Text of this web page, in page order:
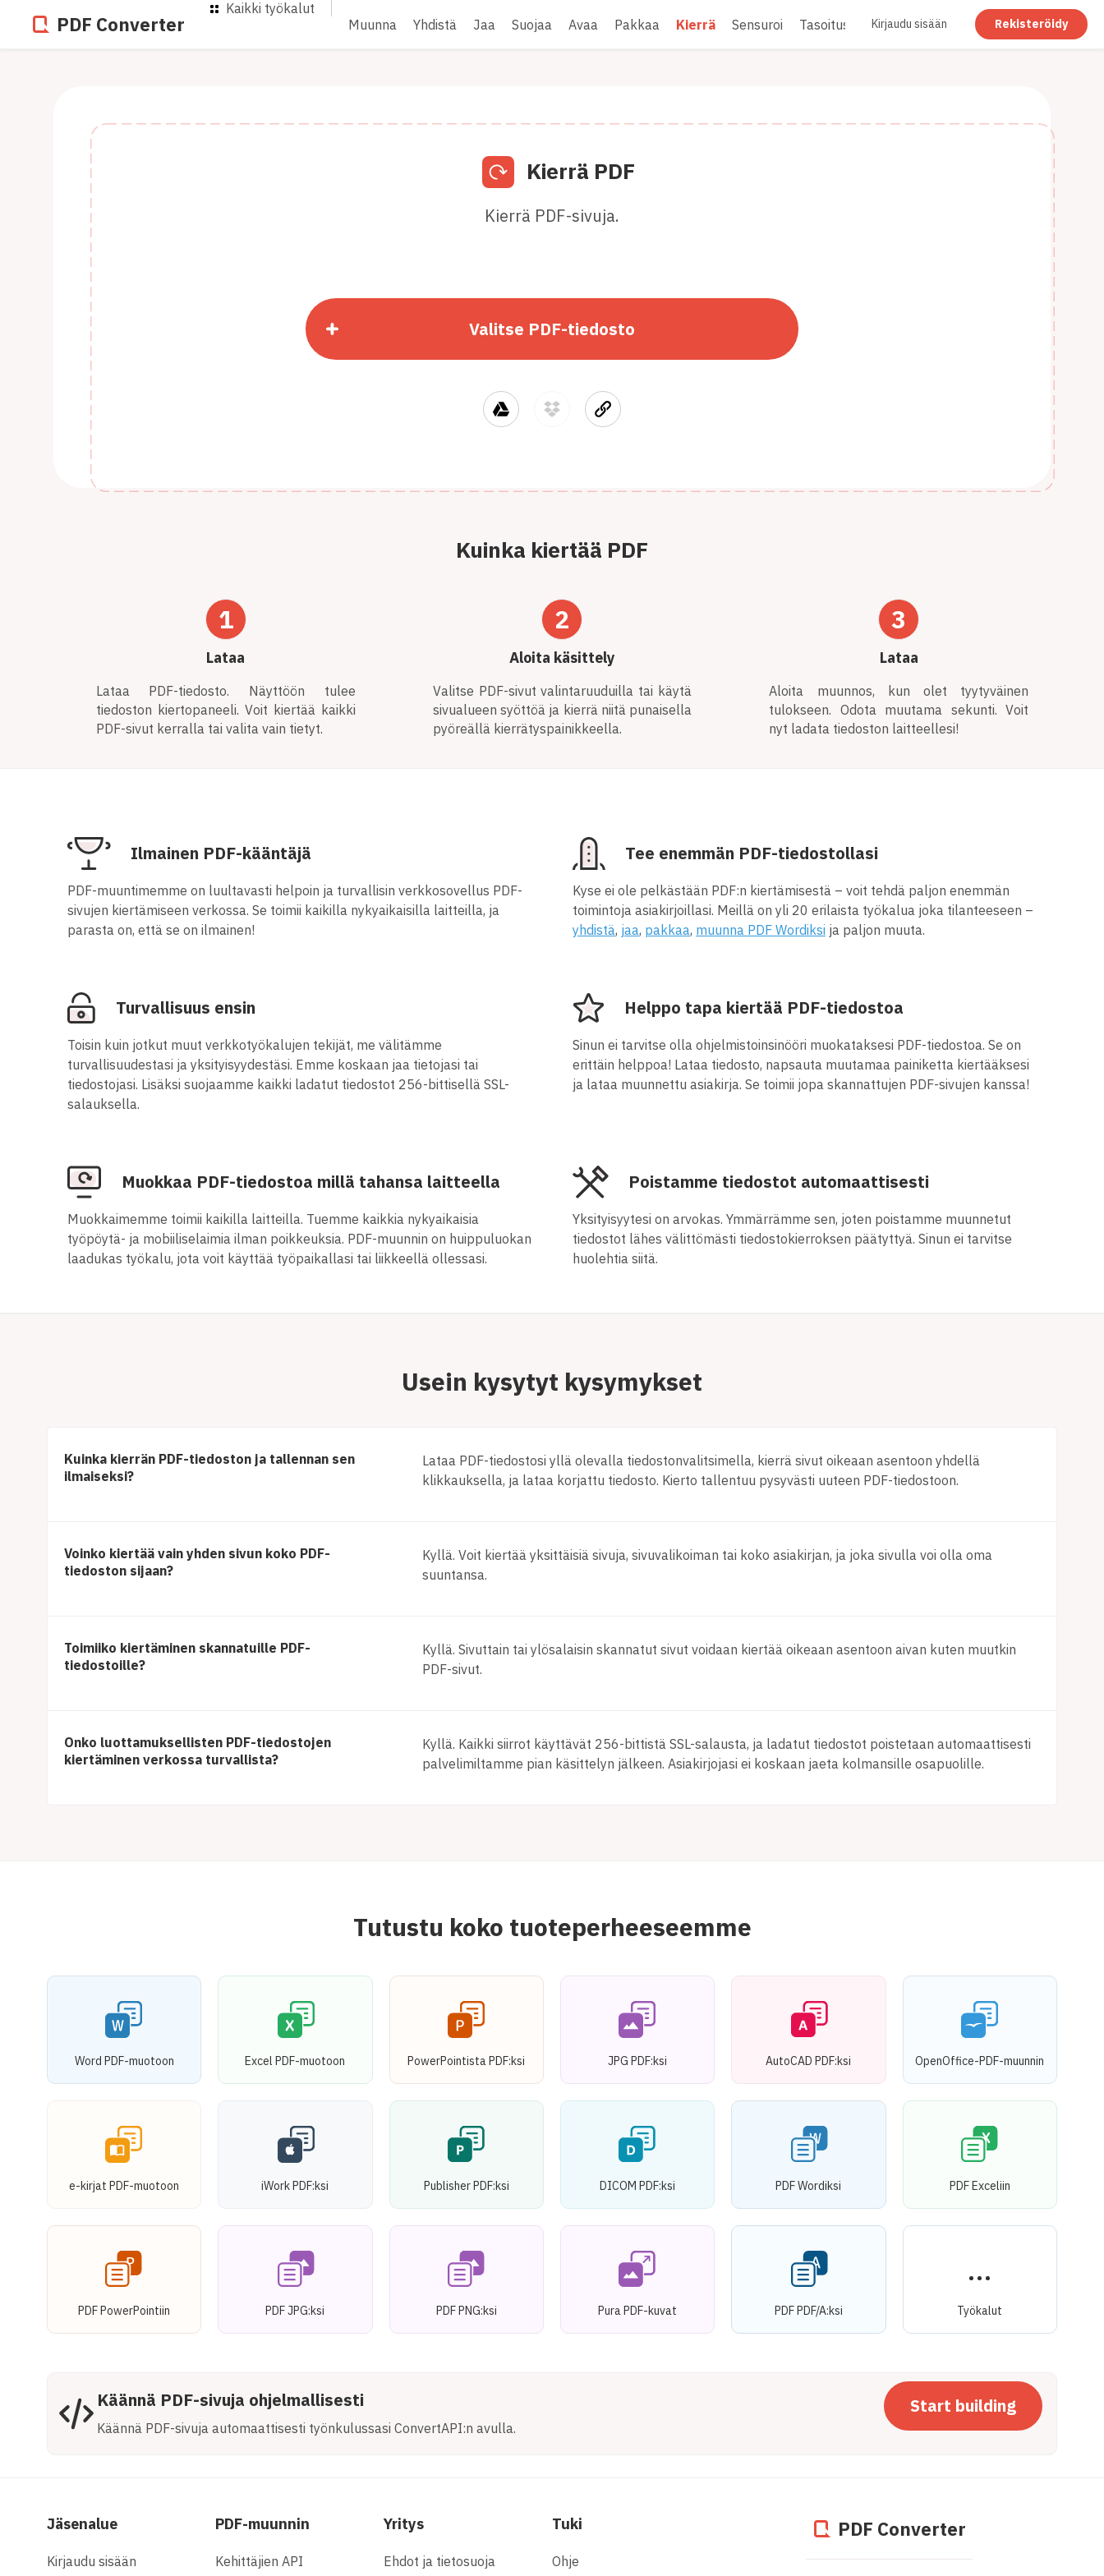
PDF Converter
Kaikki työkalut
Muunna
Yhdistä Jaa Suojaa Avaa Pakkaa Kierrä Sensuroi Tasoitus Kirjaudu sisään Rekisteröidy
Kierrä PDF
Kierrä PDF-sivuja.
Valitse PDF-tiedosto
Kuinka kiertää PDF
1
Lataa
Lataa PDF-tiedosto. Näyttöön tulee
tiedoston kiertopaneeli. Voit kiertää kaikki
PDF-sivut kerralla tai valita vain tietyt.
2
Aloita käsittely
Valitse PDF-sivut valintaruuduilla tai käytä
sivualueen syöttöä ja kierrä niitä punaisella
pyöreällä kierrätyspainikkeella.
3
Lataa
Aloita muunnos, kun olet tyytyväinen
tulokseen. Odota muutama sekunti. Voit
nyt ladata tiedoston laitteellesi!
Ilmainen PDF-kääntäjä
PDF-muuntimemme on luultavasti helpoin ja turvallisin verkkosovellus PDF-
sivujen kiertämiseen verkossa. Se toimii kaikilla nykyaikaisilla laitteilla, ja
parasta on, että se on ilmainen!
Tee enemmän PDF-tiedostollasi
Kyse ei ole pelkästään PDF:n kiertämisestä – voit tehdä paljon enemmän
toimintoja asiakirjoillasi. Meillä on yli 20 erilaista työkalua joka tilanteeseen –
yhdistä, jaa, pakkaa, muunna PDF Wordiksi ja paljon muuta.
Turvallisuus ensin
Toisin kuin jotkut muut verkkotyökalujen tekijät, me välitämme
turvallisuudestasi ja yksityisyydestäsi. Emme koskaan jaa tietojasi tai
tiedostojasi. Lisäksi suojaamme kaikki ladatut tiedostot 256-bittisellä SSL-
salauksella.
Helppo tapa kiertää PDF-tiedostoa
Sinun ei tarvitse olla ohjelmistoinsinööri muokataksesi PDF-tiedostoa. Se on
erittäin helppoa! Lataa tiedosto, napsauta muutamaa painiketta kiertääksesi
ja lataa muunnettu asiakirja. Se toimii jopa skannattujen PDF-sivujen kanssa!
Muokkaa PDF-tiedostoa millä tahansa laitteella
Muokkaimemme toimii kaikilla laitteilla. Tuemme kaikkia nykyaikaisia
työpöytä- ja mobiiliselaimia ilman poikkeuksia. PDF-muunnin on huippuluokan
laadukas työkalu, jota voit käyttää työpaikallasi tai liikkeellä ollessasi.
Poistamme tiedostot automaattisesti
Yksityisyytesi on arvokas. Ymmärrämme sen, joten poistamme muunnetut
tiedostot lähes välittömästi tiedostokierroksen päätyttyä. Sinun ei tarvitse
huolehtia siitä.
Usein kysytyt kysymykset
Kuinka kierrän PDF-tiedoston ja tallennan sen
ilmaiseksi?
Lataa PDF-tiedostosi yllä olevalla tiedostonvalitsimella, kierrä sivut oikeaan asentoon yhdellä
klikkauksella, ja lataa korjattu tiedosto. Kierto tallentuu pysyvästi uuteen PDF-tiedostoon.
Voinko kiertää vain yhden sivun koko PDF-
tiedoston sijaan?
Kyllä. Voit kiertää yksittäisiä sivuja, sivuvalikoiman tai koko asiakirjan, ja joka sivulla voi olla oma
suuntansa.
Toimiiko kiertäminen skannatuille PDF-
tiedostoille?
Kyllä. Sivuttain tai ylösalaisin skannatut sivut voidaan kiertää oikeaan asentoon aivan kuten muutkin
PDF-sivut.
Onko luottamuksellisten PDF-tiedostojen
kiertäminen verkossa turvallista?
Kyllä. Kaikki siirrot käyttävät 256-bittistä SSL-salausta, ja ladatut tiedostot poistetaan automaattisesti
palvelimiltamme pian käsittelyn jälkeen. Asiakirjojasi ei koskaan jaeta kolmansille osapuolille.
Tutustu koko tuoteperheeseemme
Word PDF-muotoon Excel PDF-muotoon PowerPointista PDF:ksi JPG PDF:ksi AutoCAD PDF:ksi OpenOffice-PDF-muunnin
e-kirjat PDF-muotoon iWork PDF:ksi Publisher PDF:ksi DICOM PDF:ksi PDF Wordiksi PDF Exceliin
PDF PowerPointiin PDF JPG:ksi PDF PNG:ksi Pura PDF-kuvat PDF PDF/A:ksi Työkalut
Käännä PDF-sivuja ohjelmallisesti
Käännä PDF-sivuja automaattisesti työnkulussasi ConvertAPI:n avulla.
Start building
Jäsenalue
Kirjaudu sisään
PDF-muunnin
Kehittäjien API
Yritys
Ehdot ja tietosuoja
Tuki
Ohje
PDF Converter